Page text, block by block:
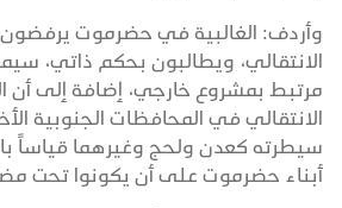
وأردف: الغالبية في حضرموت يرفضون
الانتقالي، ويطالبون بحكم ذاتي،
مرتبط بمشروع خارجي، إضافة إلى أن
الانتقالي في المحافظات الجنوبية
سيطرته كعدن ولحج وغيرهما قياساً
أبناء حضرموت على أن يكونوا تحت